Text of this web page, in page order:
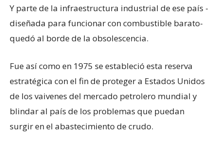
Y parte de la infraestructura industrial de ese país -
diseñada para funcionar con combustible barato-
quedó al borde de la obsolescencia.
Fue así como en 1975 se estableció esta reserva
estratégica con el fin de proteger a Estados Unidos
de los vaivenes del mercado petrolero mundial y
blindar al país de los problemas que puedan
surgir en el abastecimiento de crudo.